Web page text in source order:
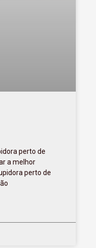
perto de
a melhor
perto de